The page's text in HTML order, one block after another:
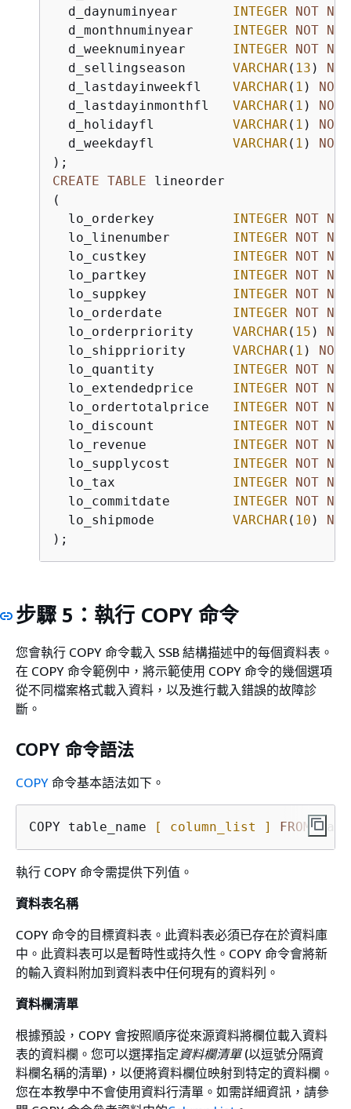
  d_daynuminyear
INTEGER NOT
  d_monthnuminyear
INTEGER NOT
  d_weeknuminyear
INTEGER NOT
  d_sellingseason
VARCHAR( 13 )
NOT
  d_lastdayinweekfl
VARCHAR( 1 ) NOT
  d_lastdayinmonthfl
VARCHAR( 1 ) NOT
  d_holidayfl
VARCHAR( 1 ) NOT
  d_weekdayfl
VARCHAR( 1 ) NOT
CREATE TABLE lineorder
(
  lo_orderkey
INTEGER NOT
  lo_linenumber
INTEGER NOT
  lo_custkey
INTEGER NOT
  lo_partkey
INTEGER NOT
  lo_suppkey
INTEGER NOT
  lo_orderdate
INTEGER NOT
  lo_orderpriority
VARCHAR( 15 )
NOT
  lo_shippriority
VARCHAR( 1 ) NOT
  lo_quantity
INTEGER NOT
  lo_extendedprice
INTEGER NOT
  lo_ordertotalprice
INTEGER NOT
  lo_discount
INTEGER NOT
  lo_revenue
INTEGER NOT
  lo_supplycost
INTEGER NOT
  lo_tax
INTEGER NOT
  lo_commitdate
INTEGER NOT
  lo_shipmode
VARCHAR( 10 )
NOT
);
步驟 5：執行 COPY 命令
您會執行 COPY 命令載入 SSB 結構描述中的每個資料表。
在 COPY 命令範例中，將示範使用 COPY 命令的幾個選項
從不同檔案格式載入資料，以及進行載入錯誤的故障診
斷。
COPY 命令語法
COPY 命令基本語法如下。
COPY table_name [ column_list ] FROM
執行 COPY 命令需提供下列值。
資料表名稱
COPY 命令的目標資料表。此資料表必須已存在於資料庫
中。此資料表可以是暫時性或持久性。COPY 命令會將新
的輸入資料附加到資料表中任何現有的資料列。
資料欄清單
根據預設，COPY 會按照順序從來源資料將欄位載入資料
表的資料欄。您可以選擇指定 資料欄清單(以逗號分隔資
料欄名稱的清單)，以便將資料欄位映射到特定的資料欄。
您在本教學中不會使用資料行清單。如需詳細資訊，請參